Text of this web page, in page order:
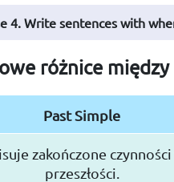
4. Write sentences with
różnice
Past Simple
zakończone
przeszłości.